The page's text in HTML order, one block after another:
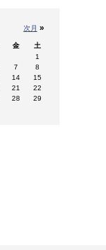
次月 »
金
土
1
7
8
14
15
21
22
28
29